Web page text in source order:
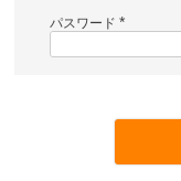
パスワード
必